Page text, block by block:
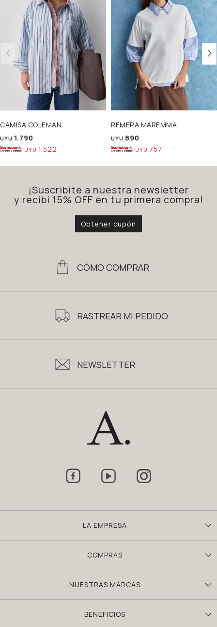
CAMISA COLEMAN
UYU 1.790
UYU 1.522
REMERA MAREMMA
UYU 890
UYU 757
¡Suscribite a nuestra newsletter
y recibí 15% OFF en tu primera compra!
Obtener cupón
CÓMO COMPRAR
RASTREAR MI PEDIDO
NEWSLETTER
LA EMPRESA
COMPRAS
NUESTRAS MARCAS
BENEFICIOS
  